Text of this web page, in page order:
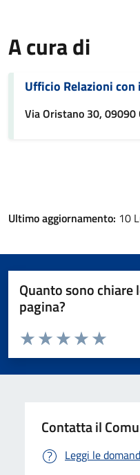
A cura di
Ufficio Relazioni
Via Oristano 30, 09090
Ultimo aggiornamento: 10
Quanto sono
pagina?
Valuta da 1 a 5 stelle la pagina
Valuta 5
Valuta 4
Valuta 3 stelle su
Valuta 2 stelle su 5
Valuta 1 stelle su 5
Contatta il
Leggi le